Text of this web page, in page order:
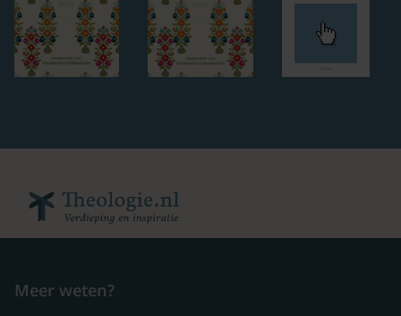
Meer weten?